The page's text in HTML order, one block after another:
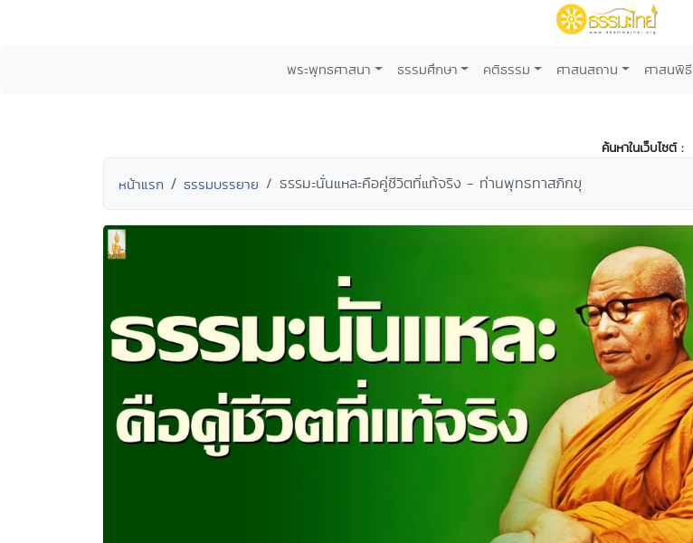
พระพุทธศาสนา ธรรมศึกษา คติธรรม ศาสนสถาน ศาสนพิธี
ค้นหาในเว็บไซต์ :
หน้าแรก ธรรมบรรยาย ธรรมะนั่นแหละคือคู่ชีวิตที่แท้จริง - ท่านพุทธทาสภิกขุ